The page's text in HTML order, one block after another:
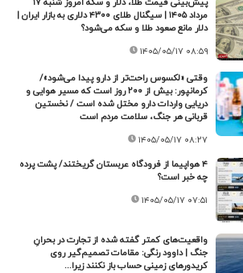
مرداد ۱۴۰۵ | سیگنال طلای ۴۳۰۰ دلاری به بازار ایران |
دلار مانع صعود طلا و سکه می‌شود؟
۱۴۰۵/۰۵/۱۷ ۰۸:۵۹
وقتی «لکسوس راحت‌تر از دارو پیدا می‌شود»/
کرمانپور: بیش از ۲۰۰ روز است که مسیر هوایی و
دریایی واردات دارو مختل شده است / نخستین
قربانی هر جنگ، سلامت مردم است
۱۴۰۵/۰۵/۱۷ ۰۸:۲۷
۴ هواپیما از فرودگاه عربستان گریختند/ پشت پرده
چه خبر است؟
۱۴۰۵/۰۵/۱۷ ۰۷:۵۱
واقعیت‌های کمتر گفته شده از تجارت در بحرانِ
جنگ | داوود رنگی: مقامات تصمیم‌گیر روی
کریدورهای زمینی حساب باز نکنند زیرا...